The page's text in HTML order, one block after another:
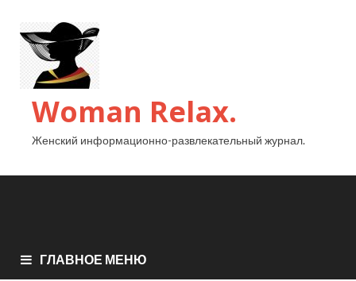
Woman Relax.
Женский информационно-развлекательный журнал.
ГЛАВНОЕ МЕНЮ